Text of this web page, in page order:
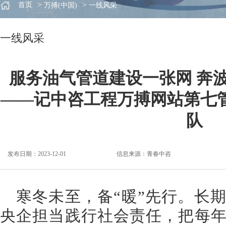
首页 > 万搏(中国) > 一线风采
一线风采
服务油气管道建设一张网 奔
——记中咨工程万搏网站第七
队
发布日期：2023-12-01 信息来源： 青春中咨
寒冬未至，备“暖”先行。长
央企担当践行社会责任，把每